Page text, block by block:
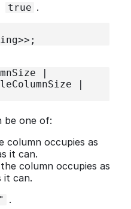
--> X;
label: "view
label:
label:
--> X;
true .
|
|
be one of:
column occupies as
it can.
column occupies as
it can.
.